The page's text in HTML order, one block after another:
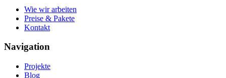
Wie wir arbeiten
Preise & Pakete
Kontakt
Navigation
Projekte
Blog